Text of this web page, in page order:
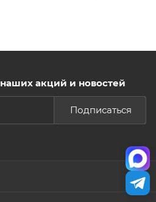
наших акций и новостей
Подписаться